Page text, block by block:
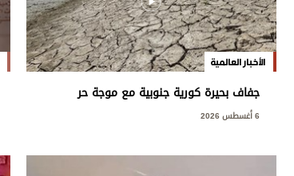
الأخبار العالمية
جفاف بحيرة كورية جنوبية مع موجة حر
قياسية
6 أغسطس 2026